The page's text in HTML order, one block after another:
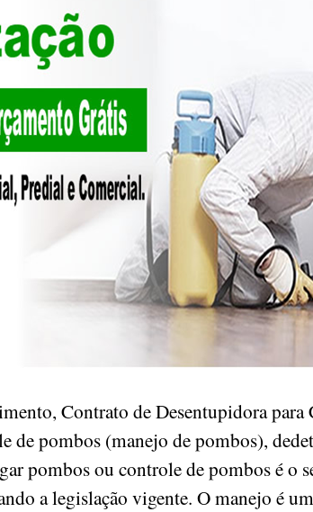
Contrato de Desentupidora
de pombos (manejo de pombos),
pombos ou controle de pombos é o
a legislação vigente. O manejo é